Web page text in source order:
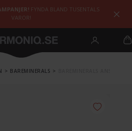
FYNDA BLAND TUSENTALS
VAROR!
> BAREMINERALS >